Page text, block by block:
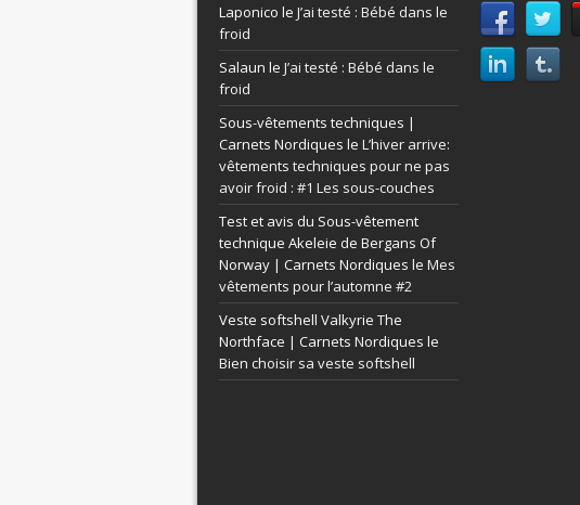
Laponico le J’ai testé : Bébé dans le
froid
Salaun le J’ai testé : Bébé dans le
froid
Sous-vêtements techniques |
Carnets Nordiques le L’hiver arrive:
vêtements techniques pour ne pas
avoir froid : #1 Les sous-couches
Test et avis du Sous-vêtement
technique Akeleie de Bergans Of
Norway | Carnets Nordiques le Mes
vêtements pour l’automne #2
Veste softshell Valkyrie The
Northface | Carnets Nordiques le
Bien choisir sa veste softshell